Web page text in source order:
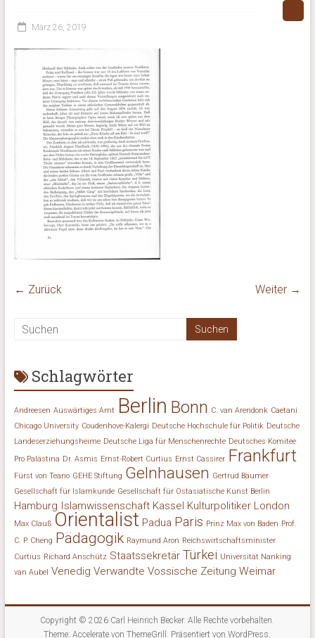
März 26, 2019
← Zurück Weiter →
Schlagwörter
Andreesen Auswärtiges Amt Berlin Bonn C. van Arendonk Caetani
Chicago University Coudenhove-Kalergi Deutsche Hochschule für Politik Deutsche
Landeserziehungsheime Deutsche Liga für Menschenrechte Deutsches Komitee
Pro Palästina Dr. Asmis Ernst-Robert Curtius Ernst Cassirer Frankfurt
Fürst von Teano GEHE Stiftung Gelnhausen Gertrud Bäumer
Gesellschaft für Islamkunde Gesellschaft für Ostasiatische Kunst Berlin
Hamburg Islamwissenschaft Kassel Kulturpolitiker London
Max Clauß Orientalist Padua Paris Prinz Max von Baden Prof.
C. P. Cheng Pädagogik Raymund Aron Reichswirtschaftsminister
Curtius Richard Anschütz Staatssekretär Türkei Universität Nanking
van Aubel Venedig Verwandte Vossische Zeitung Weimar
Copyright © 2026 Carl Heinrich Becker. Alle Rechte vorbehalten.
Theme:Accelerate von ThemeGrill. Präsentiert vonWordPress.